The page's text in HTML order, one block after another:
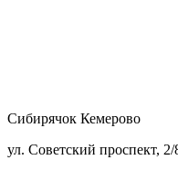
Сибирячок Кемерово
ул. Советский проспект, 2/